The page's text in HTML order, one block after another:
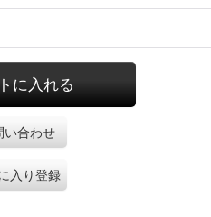
に入れる
い合わせ
入り登録